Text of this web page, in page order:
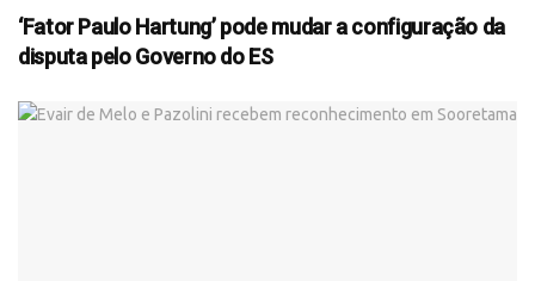
‘Fator Paulo Hartung’ pode mudar a configuração da
disputa pelo Governo do ES